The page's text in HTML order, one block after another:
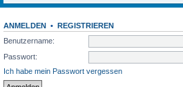
ANMELDEN • REGISTRIEREN
Benutzername:
Passwort:
Ich habe mein Passwort vergessen